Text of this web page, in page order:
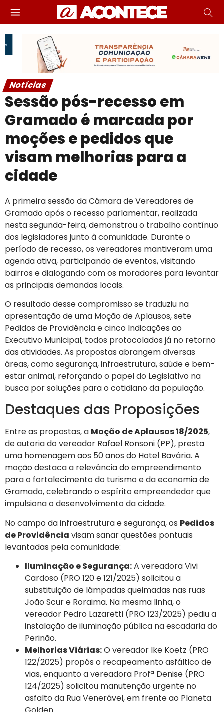
Notícias
Sessão pós-recesso em
Gramado é marcada por
moções e pedidos que
visam melhorias para a
cidade
A primeira sessão da Câmara de Vereadores de
Gramado após o recesso parlamentar, realizada
nesta segunda-feira, demonstrou o trabalho contínuo
dos legisladores junto à comunidade. Durante o
período de recesso, os vereadores mantiveram uma
agenda ativa, participando de eventos, visitando
bairros e dialogando com os moradores para levantar
as principais demandas locais.
O resultado desse compromisso se traduziu na
apresentação de uma Moção de Aplausos, sete
Pedidos de Providência e cinco Indicações ao
Executivo Municipal, todos protocolados já no retorno
das atividades. As propostas abrangem diversas
áreas, como segurança, infraestrutura, saúde e bem-
estar animal, reforçando o papel do Legislativo na
busca por soluções para o cotidiano da população.
Destaques das Proposições
Entre as propostas, a Moção de Aplausos 18/2025,
de autoria do vereador Rafael Ronsoni (PP), presta
uma homenagem aos 50 anos do Hotel Bavária. A
moção destaca a relevância do empreendimento
para o fortalecimento do turismo e da economia de
Gramado, celebrando o espírito empreendedor que
impulsiona o desenvolvimento da cidade.
No campo da infraestrutura e segurança, os Pedidos
de Providência visam sanar questões pontuais
levantadas pela comunidade:
Iluminação e Segurança:A vereadora Vivi
Cardoso (PRO 120 e 121/2025) solicitou a
substituição de lâmpadas queimadas nas ruas
João Scur e Roraima. Na mesma linha, o
vereador Pedro Lazaretti (PRO 123/2025) pediu a
instalação de iluminação pública na escadaria do
Perinão.
Melhorias Viárias:O vereador Ike Koetz (PRO
122/2025) propôs o recapeamento asfáltico de
vias, enquanto a vereadora Profª Denise (PRO
124/2025) solicitou manutenção urgente no
asfalto da Rua Venerável, em frente ao Planeta